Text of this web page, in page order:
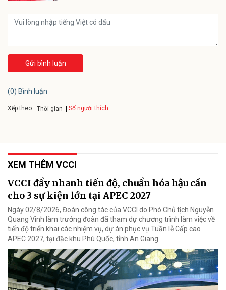
Gửi bình luận
(0) Bình luận
Xếp theo: Thời gian Số người thích
XEM THÊM VCCI
VCCI đẩy nhanh tiến độ, chuẩn hóa hậu cần
cho 3 sự kiện lớn tại APEC 2027
Ngày 02/8/2026, Đoàn công tác của VCCI do Phó Chủ tịch Nguyễn
Quang Vinh làm trưởng đoàn đã tham dự chương trình làm việc về
tiến độ triển khai các nhiệm vụ, dự án phục vụ Tuần lễ Cấp cao
APEC 2027, tại đặc khu Phú Quốc, tỉnh An Giang.